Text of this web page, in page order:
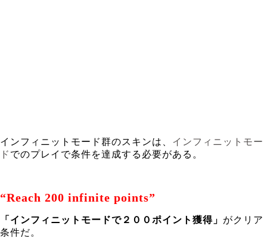
インフィニットモード群のスキンは、 インフィニットモー
ド でのプレイで条件を達成する必要がある。
“Reach 200 infinite points”
「インフィニットモードで２００ポイント獲得」 がクリア
条件だ。